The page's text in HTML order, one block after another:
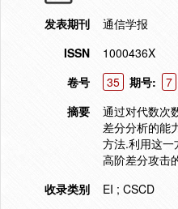
发表期刊
通信学报
ISSN
1000436X
卷号
35 期号: 7
摘要
通过对代数次
差分分析的能
方法.利用这
高阶差分攻击
收录类别
EI ; CSCD